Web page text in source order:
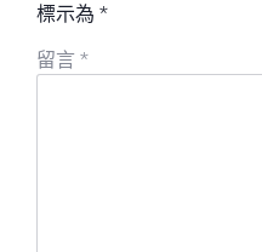
標示為 *
留言 *